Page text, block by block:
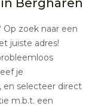
zoek naar een
juiste adres!
je
en selecteer direct
m.b.t. een